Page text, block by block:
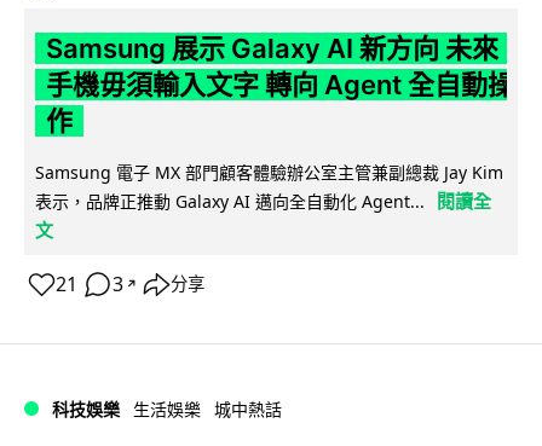
Samsung 展示 Galaxy AI 新方向 未來
手機毋須輸入文字 轉向 Agent 全自動操
作
Samsung 電子 MX 部門顧客體驗辦公室主管兼副總裁 Jay Kim
表示，品牌正推動 Galaxy AI 邁向全自動化 Agent...
閱讀全
文
21 3 ↗ 分享
科技娛樂 生活娛樂 城中熱話